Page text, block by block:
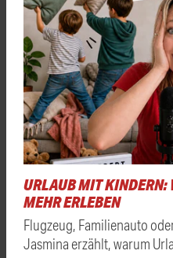
URLAUB MIT KINDERN:
MEHR ERLEBEN
Flugzeug, Familienauto
Jasmina erzählt, warum